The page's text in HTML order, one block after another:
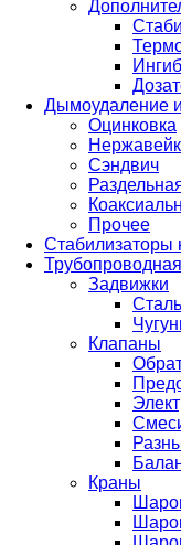
Дымоудаление
Оцинковка
Сэндвич
Прочее
Стабилизаторы
Задвижки
Клапаны
Краны